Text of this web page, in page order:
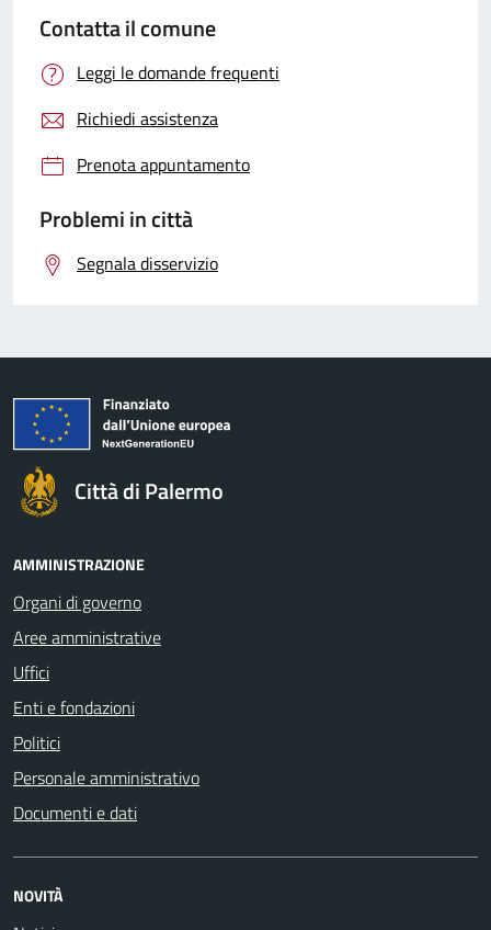
Contatta il comune
Leggi le domande frequenti
Richiedi assistenza
Prenota appuntamento
Problemi in città
Segnala disservizio
Città di Palermo
AMMINISTRAZIONE
Organi di governo
Aree amministrative
Uffici
Enti e fondazioni
Politici
Personale amministrativo
Documenti e dati
NOVITÀ